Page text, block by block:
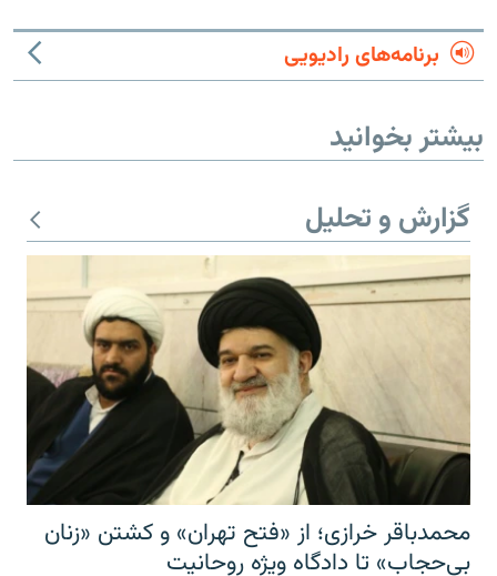
برنامه‌های رادیویی
بیشتر بخوانید
گزارش و تحلیل
محمدباقر خرازی؛ از «فتح تهران» و کشتن «زنان
بی‌حجاب» تا دادگاه ویژه روحانیت